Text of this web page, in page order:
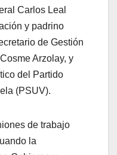
Carlos Leal
y padrino
de Gestión
Arzolay, y
del Partido
(PSUV).
de trabajo
la